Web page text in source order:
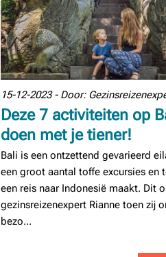
15-12-2023 - Door:
Deze 7 activiteiten op
doen met je tiener!
Bali is een ontzettend gevarieerd
een groot aantal toffe excursies en
een reis naar Indonesië maakt. Dit
gezinsreizenexpert Rianne toen zij
bezo...